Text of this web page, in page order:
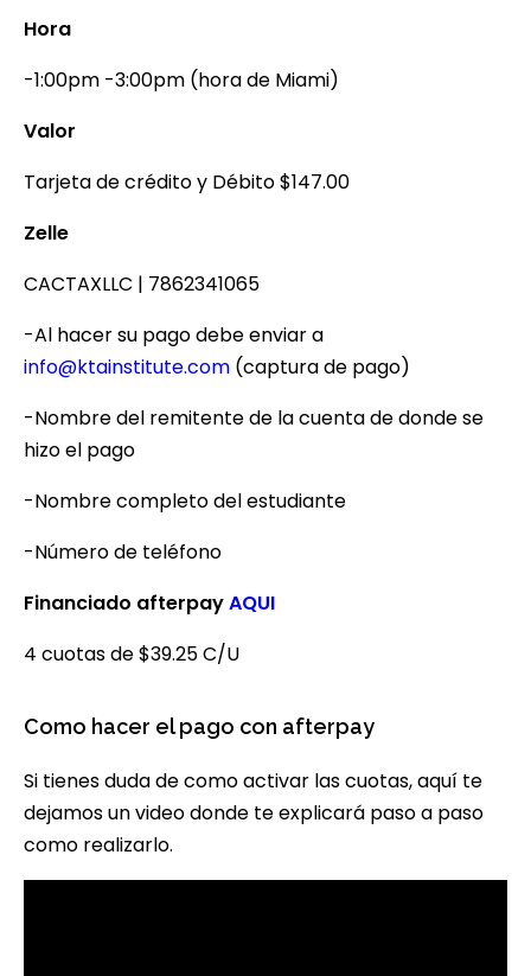
Hora
-1:00pm -3:00pm (hora de Miami)
Valor
Tarjeta de crédito y Débito $147.00
Zelle
CACTAXLLC | 7862341065
-Al hacer su pago debe enviar a
info@ktainstitute.com (captura de pago)
-Nombre del remitente de la cuenta de donde se
hizo el pago
-Nombre completo del estudiante
-Número de teléfono
Financiado afterpayAQUI
4 cuotas de $39.25 C/U
Como hacer el pago con afterpay
Si tienes duda de como activar las cuotas, aquí te
dejamos un video donde te explicará paso a paso
como realizarlo.